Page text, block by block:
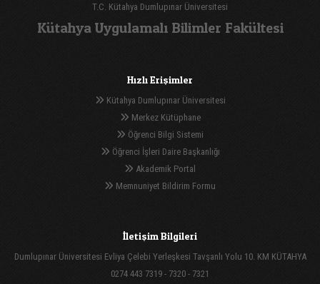
T.C. Kütahya Dumlupınar Üniversitesi
Kütahya Uygulamalı Bilimler Fakültesi
Hızlı Erişimler
Kütahya Dumlupınar Üniversitesi
Merkez Kütüphane
Öğrenci Bilgi Sistemi
Öğrenci İşleri Daire Başkanlığı
Akademik Portal
Memnuniyet Bildirim Formu
İletişim Bilgileri
Dumlupınar Üniversitesi Evliya Çelebi Yerleşkesi Tavşanlı Yolu 10. KM KÜTAHYA
0274 443 7319 - 7320 - 7321